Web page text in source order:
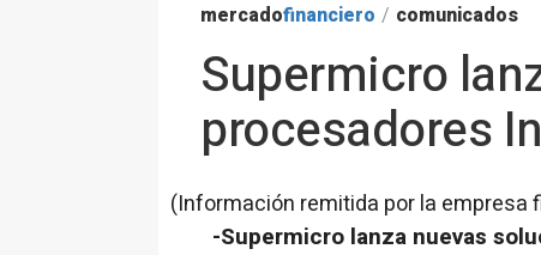
mercadofinanciero / comunicados
Supermicro
procesadores
(Información remitida por la empresa
-Supermicro lanza nuevas